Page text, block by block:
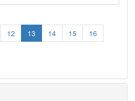
12 13 14 15
16